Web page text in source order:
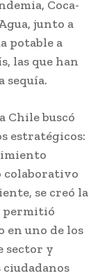
Coca-
junto a
potable a
las que han
sequía.
Chile buscó
estratégicos:
colaborativo
se creó la
permitió
uno de los
sector y